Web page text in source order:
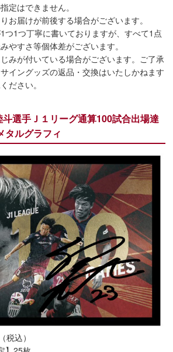
定はできません。
お届けが前後する場合がございます。
つ1つ丁寧に書いておりますが、すべて1点
やすさ等個体差がございます。
みが付いている場合がございます。ご了承
イングッズの返品・交換はいたしかねます
ださい。
斗選手Ｊ１リーグ通算100試合出場達
タルグラフィ
込）